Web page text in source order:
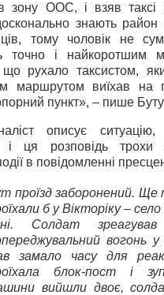
зону ООС, і взяв таксі
знають район
тому чоловік не
точно і найкоротшим
що рухало таксистом,
маршрутом виїхав на
пункт», – пише
описує
і ця розповідь трохи
в повідомленні
проїзд заборонений. Ще
б у Вікторіку – село
Солдат
вогонь у
замало часу для
блок-пост і
вийшли двоє,